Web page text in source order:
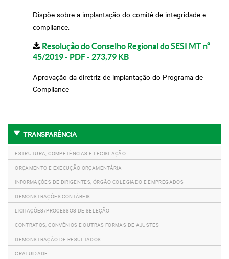
Dispõe sobre a implantação do comitê de integridade e
compliance.
Resolução do Conselho Regional do SESI MT nº
45/2019 - PDF - 273,79 KB
Aprovação da diretriz de implantação do Programa de
Compliance
TRANSPARÊNCIA
ESTRUTURA, COMPETÊNCIAS E LEGISLAÇÃO
ORÇAMENTO E EXECUÇÃO ORÇAMENTÁRIA
INFORMAÇÕES DE DIRIGENTES, ÓRGÃO COLEGIADO E EMPREGADOS
DEMONSTRAÇÕES CONTÁBEIS
LICITAÇÕES/PROCESSOS DE SELEÇÃO
CONTRATOS, CONVÊNIOS E OUTRAS FORMAS DE AJUSTES
DEMONSTRAÇÃO DE RESULTADOS
GRATUIDADE